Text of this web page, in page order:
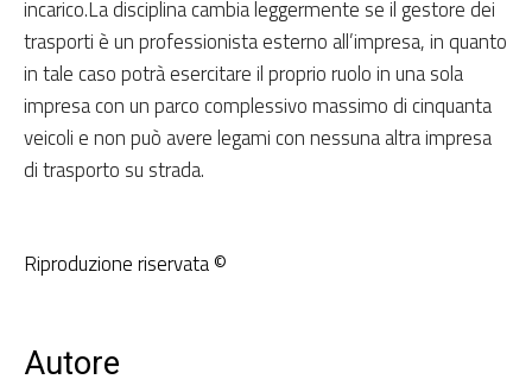
incarico.La disciplina cambia leggermente se il gestore dei
trasporti è un professionista esterno all’impresa, in quanto
in tale caso potrà esercitare il proprio ruolo in una sola
impresa con un parco complessivo massimo di cinquanta
veicoli e non può avere legami con nessuna altra impresa
di trasporto su strada.
Riproduzione riservata ©
Autore